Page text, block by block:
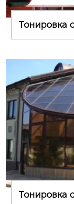
Тонировка
Тонировка